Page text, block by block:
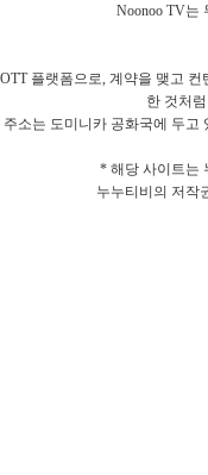
Noonoo TV는
플랫폼으로, 계약을 맺고
한 것처
소는 도미니카 공화국에 두
* 해당 사이트는
누누티비의 저작